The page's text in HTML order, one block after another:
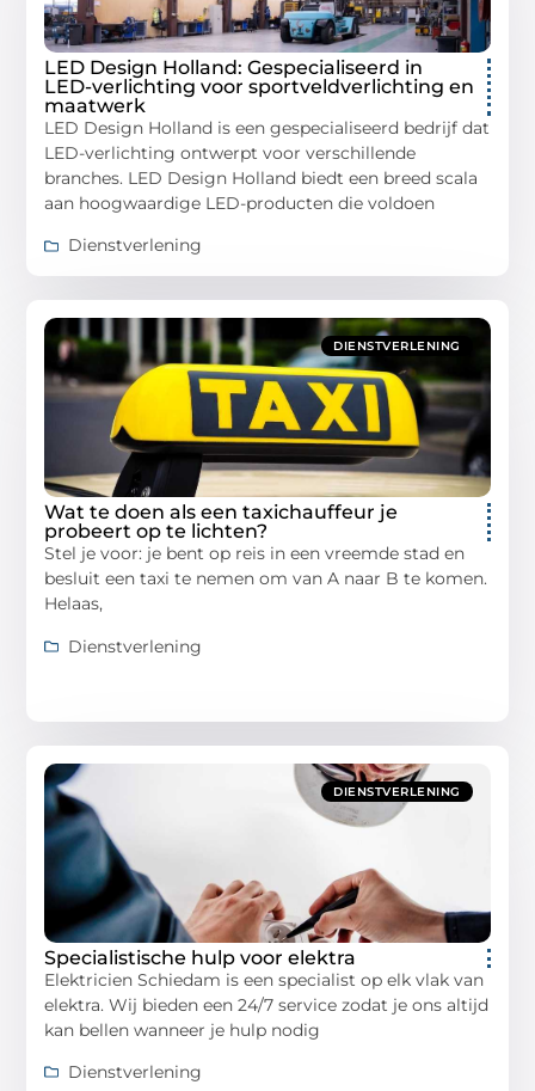
LED Design Holland: Gespecialiseerd in
LED-verlichting voor sportveldverlichting en
maatwerk
LED Design Holland is een gespecialiseerd bedrijf dat
LED-verlichting ontwerpt voor verschillende
branches. LED Design Holland biedt een breed scala
aan hoogwaardige LED-producten die voldoen
Dienstverlening
DIENSTVERLENING
Wat te doen als een taxichauffeur je
probeert op te lichten?
Stel je voor: je bent op reis in een vreemde stad en
besluit een taxi te nemen om van A naar B te komen.
Helaas,
Dienstverlening
DIENSTVERLENING
Specialistische hulp voor elektra
Elektricien Schiedam is een specialist op elk vlak van
elektra. Wij bieden een 24/7 service zodat je ons altijd
kan bellen wanneer je hulp nodig
Dienstverlening